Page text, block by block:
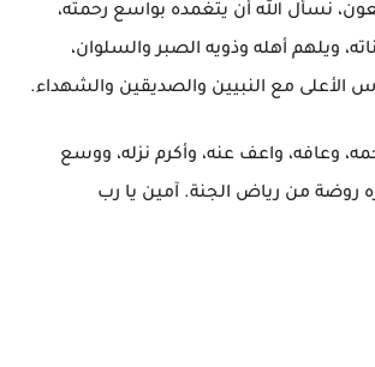
نسأل الله أن يتغمده بواسع رحمته،
ويلهم أهله وذويه الصبر والسلوان،
الأعلى مع النبيين والصديقين والشهداء.
وعافه، واعف عنه، وأكرم نزله، ووسع
روضة من رياض الجنة. آمين يا رب